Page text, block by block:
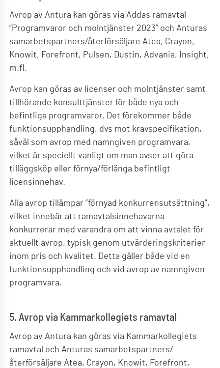
Avrop av Antura kan göras via Addas ramavtal
”Programvaror och molntjänster 2023” och Anturas
samarbetspartners/återförsäljare Atea, Crayon,
Knowit, Forefront, Pulsen, Dustin, Advania, Insight,
m.fl.
Avrop kan göras av licenser och molntjänster samt
tillhörande konsulttjänster för både nya och
befintliga programvaror. Det förekommer både
funktionsupphandling, dvs mot kravspecifikation,
såväl som avrop med namngiven programvara,
vilket är speciellt vanligt om man avser att göra
tilläggsköp eller förnya/förlänga befintligt
licensinnehav.
Alla avrop tillämpar ”förnyad konkurrensutsättning”,
vilket innebär att ramavtalsinnehavarna
konkurrerar med varandra om att vinna avtalet för
aktuellt avrop, typisk genom utvärderingskriterier
inom pris och kvalitet. Detta gäller både vid en
funktionsupphandling och vid avrop av namngiven
programvara.
5. Avrop via Kammarkollegiets ramavtal
Avrop av Antura kan göras via Kammarkollegiets
ramavtal och Anturas samarbetspartners/
återförsäljare Atea, Crayon, Knowit, Forefront,